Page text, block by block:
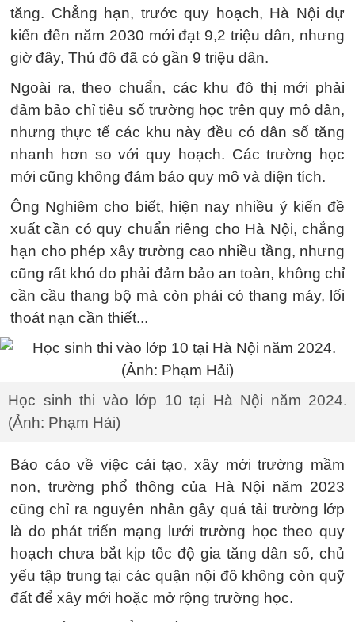
tăng. Chẳng hạn, trước quy hoạch, Hà Nội dự
kiến đến năm 2030 mới đạt 9,2 triệu dân, nhưng
giờ đây, Thủ đô đã có gần 9 triệu dân.
Ngoài ra, theo chuẩn, các khu đô thị mới phải
đảm bảo chỉ tiêu số trường học trên quy mô dân,
nhưng thực tế các khu này đều có dân số tăng
nhanh hơn so với quy hoạch. Các trường học
mới cũng không đảm bảo quy mô và diện tích.
Ông Nghiêm cho biết, hiện nay nhiều ý kiến đề
xuất cần có quy chuẩn riêng cho Hà Nội, chẳng
hạn cho phép xây trường cao nhiều tầng, nhưng
cũng rất khó do phải đảm bảo an toàn, không chỉ
cần cầu thang bộ mà còn phải có thang máy, lối
thoát nạn cần thiết...
Học sinh thi vào lớp 10 tại Hà Nội năm 2024.
(Ảnh: Phạm Hải)
Báo cáo về việc cải tạo, xây mới trường mầm
non, trường phổ thông của Hà Nội năm 2023
cũng chỉ ra nguyên nhân gây quá tải trường lớp
là do phát triển mạng lưới trường học theo quy
hoạch chưa bắt kịp tốc độ gia tăng dân số, chủ
yếu tập trung tại các quận nội đô không còn quỹ
đất để xây mới hoặc mở rộng trường học.